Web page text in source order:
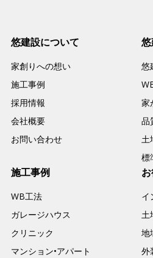
悠建設について
家創りへの想い
施工事例
採用情報
会社概要
お問い合わせ
悠
家
品
土
標
施工事例
WB工法
ガレージハウス
クリニック
マンション•アパート
イ
土
地
外